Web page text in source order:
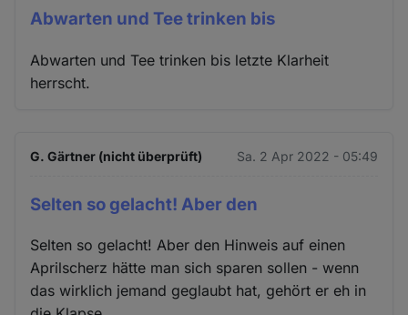
Abwarten und Tee trinken bis
Abwarten und Tee trinken bis letzte Klarheit
herrscht.
G. Gärtner (nicht überprüft) Sa. 2 Apr 2022 - 05:49
Selten so gelacht! Aber den
Selten so gelacht! Aber den Hinweis auf einen
Aprilscherz hätte man sich sparen sollen - wenn
das wirklich jemand geglaubt hat, gehört er eh in